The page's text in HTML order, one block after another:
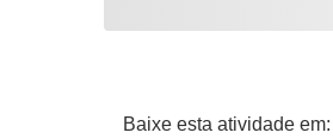
Baixe esta atividade em: